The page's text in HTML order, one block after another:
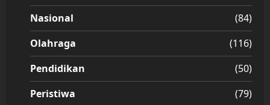
Nasional
(84)
Olahraga
(116)
Pendidikan
(50)
Peristiwa
(79)